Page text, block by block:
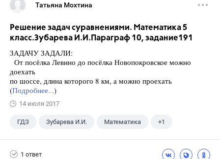
Татьяна Мохтина
Решение задач суравнениями. Математика 5
класс.Зубарева И.И.Параграф 10, задание191
ЗАДАЧУ ЗАДАЛИ:
От посёлка Левино до посёлка Новопокровское можно
доехать
по шоссе, длина которого 8 км, а можно проехать
(Подробнее...)
14 июля 2017
ГДЗ Зубарева И.И. Математика +1
1 ответ